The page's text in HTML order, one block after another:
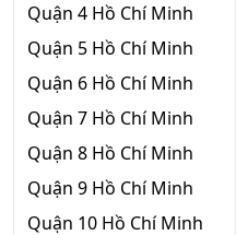
Quận 4 Hồ Chí Minh
Quận 5 Hồ Chí Minh
Quận 6 Hồ Chí Minh
Quận 7 Hồ Chí Minh
Quận 8 Hồ Chí Minh
Quận 9 Hồ Chí Minh
Quận 10 Hồ Chí Minh